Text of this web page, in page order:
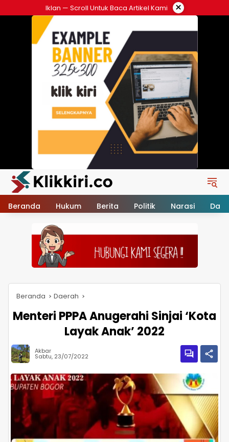
ke
Iklan — Scroll Untuk Baca Artikel Kami ×
Beranda Hukum Berita Politik Narasi
Beranda Daerah
Menteri PPPA Anugerahi Sinjai ‘Kota
Layak Anak’ 2022
Akbar
Sabtu, 23/07/2022